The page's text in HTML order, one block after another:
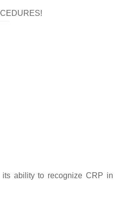
ability to recognize CRP in